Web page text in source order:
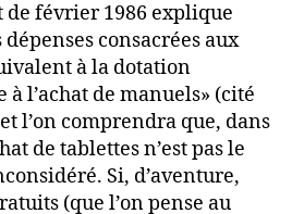
février 1986 explique
consacrées aux
à la dotation
l’achat de manuels» (cité
l’on comprendra que, dans
de tablettes n’est pas le
Si, d’aventure,
(que l’on pense au